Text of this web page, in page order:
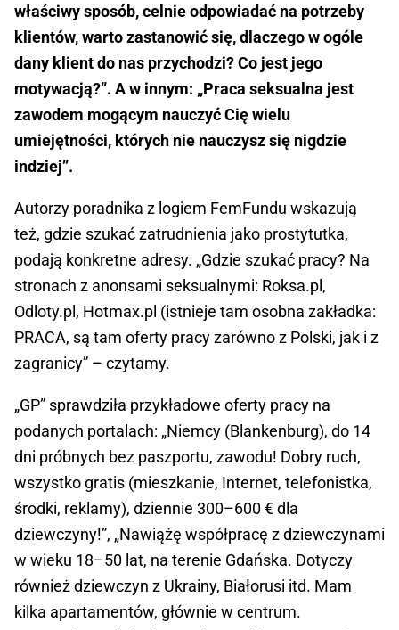
właściwy sposób, celnie odpowiadać na potrzeby
klientów, warto zastanowić się, dlaczego w ogóle
dany klient do nas przychodzi? Co jest jego
motywacją?”. A w innym: „Praca seksualna jest
zawodem mogącym nauczyć Cię wielu
umiejętności, których nie nauczysz się nigdzie
indziej”.
Autorzy poradnika z logiem FemFundu wskazują
też, gdzie szukać zatrudnienia jako prostytutka,
podają konkretne adresy. „Gdzie szukać pracy? Na
stronach z anonsami seksualnymi: Roksa.pl,
Odloty.pl, Hotmax.pl (istnieje tam osobna zakładka:
PRACA, są tam oferty pracy zarówno z Polski, jak i z
zagranicy” – czytamy.
„GP” sprawdziła przykładowe oferty pracy na
podanych portalach: „Niemcy (Blankenburg), do 14
dni próbnych bez paszportu, zawodu! Dobry ruch,
wszystko gratis (mieszkanie, Internet, telefonistka,
środki, reklamy), dziennie 300–600 € dla
dziewczyny!”, „Nawiążę współpracę z dziewczynami
w wieku 18–50 lat, na terenie Gdańska. Dotyczy
również dziewczyn z Ukrainy, Białorusi itd. Mam
kilka apartamentów, głównie w centrum.